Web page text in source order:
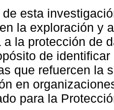
esta
la exploración y
a la protección de
de
que refuercen la
en
para la